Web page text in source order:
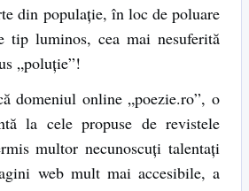
din populație, în loc de poluare
tip luminos, cea mai nesuferită
„poluție”!
domeniul online „poezie.ro”, o
la cele propuse de revistele
multor necunoscuți talentați
web mult mai accesibile, a